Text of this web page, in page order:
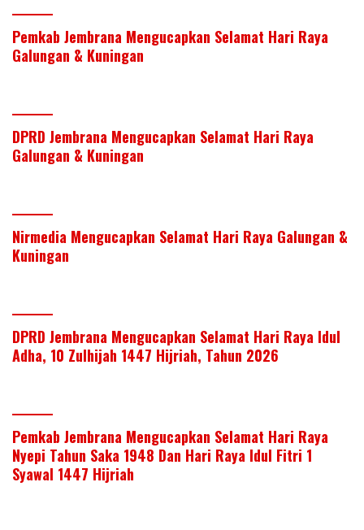
Pemkab Jembrana Mengucapkan Selamat Hari Raya
Galungan & Kuningan
DPRD Jembrana Mengucapkan Selamat Hari Raya
Galungan & Kuningan
Nirmedia Mengucapkan Selamat Hari Raya Galungan &
Kuningan
DPRD Jembrana Mengucapkan Selamat Hari Raya Idul
Adha, 10 Zulhijah 1447 Hijriah, Tahun 2026
Pemkab Jembrana Mengucapkan Selamat Hari Raya
Nyepi Tahun Saka 1948 Dan Hari Raya Idul Fitri 1
Syawal 1447 Hijriah